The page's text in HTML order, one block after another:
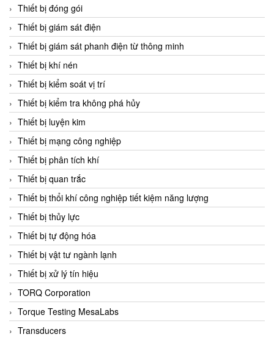
Chromalox
ChuanYi
CIC
Clage
Clake Fololo
Clark Cooper
CMC Ventilazione
Coax Valves Inc
Codel
Cofimco
Coltraco
Comat Releco
Comax
COMETECH VietNam
COMFILE Technology
Conch
Conductix/ WAMPFLER
Contrec
Thiết bị đóng gói
Thiết bị giám sát điện
Thiết bị giám sát phanh điện từ thông minh
Thiết bị khí nén
Thiết bị kiểm soát vị trí
Thiết bị kiểm tra không phá hủy
Thiết bị luyện kim
Thiết bị mạng công nghiệp
Thiết bị phân tích khí
Thiết bị quan trắc
Thiết bị thổi khí công nghiệp tiết kiệm năng lượng
Thiết bị thủy lực
Thiết bị tự động hóa
Thiết bị vật tư ngành lạnh
Thiết bị xử lý tín hiệu
TORQ Corporation
Torque Testing MesaLabs
Transducers